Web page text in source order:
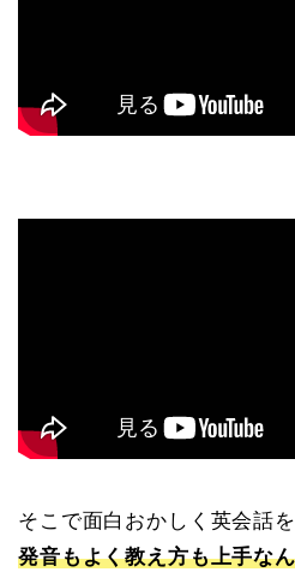
そこで面白おかしく英会話
発音もよく教え方も上手な